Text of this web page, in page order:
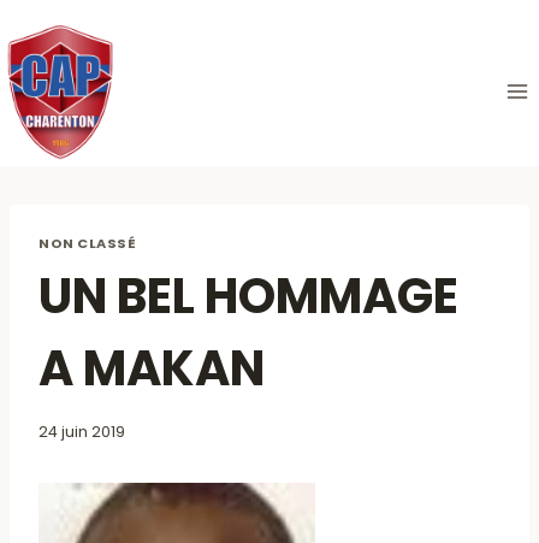
au
contenu
NON CLASSÉ
UN BEL HOMMAGE
A MAKAN
24 juin 2019